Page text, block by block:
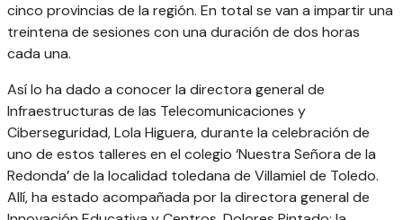
cinco provincias de la región. En total se van a impartir una
treintena de sesiones con una duración de dos horas
cada una.
Así lo ha dado a conocer la directora general de
Infraestructuras de las Telecomunicaciones y
Ciberseguridad, Lola Higuera, durante la celebración de
uno de estos talleres en el colegio ‘Nuestra Señora de la
Redonda’ de la localidad toledana de Villamiel de Toledo.
Allí, ha estado acompañada por la directora general de